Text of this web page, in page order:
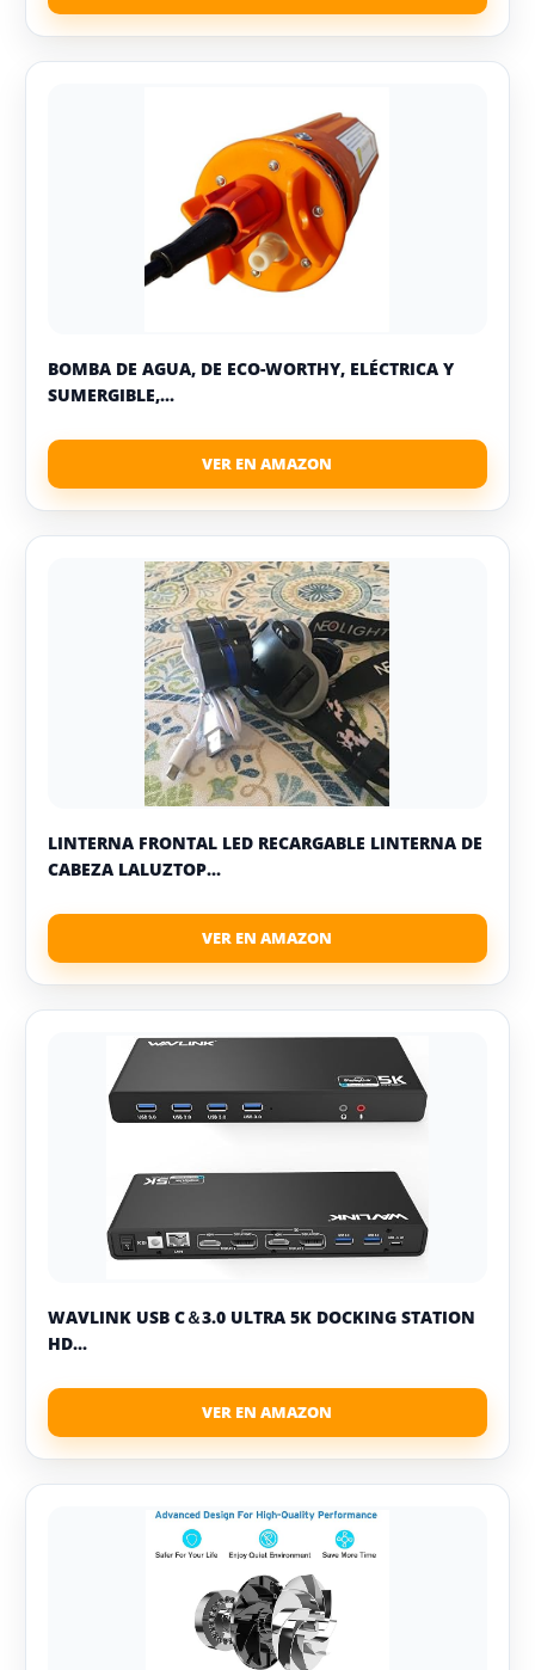
BOMBA DE AGUA, DE ECO-WORTHY, ELÉCTRICA Y
SUMERGIBLE,...
LINTERNA FRONTAL LED RECARGABLE LINTERNA DE
CABEZA LALUZTOP...
WAVLINK USB C＆3.0 ULTRA 5K DOCKING STATION
HD...